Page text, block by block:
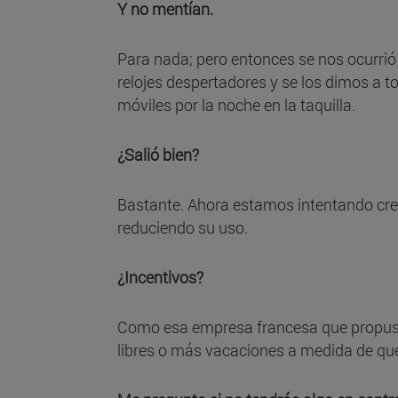
Y no mentían.
Para nada; pero entonces se nos
relojes despertadores y se los dimos a
móviles por la noche en la taquilla.
¿Salió bien?
Bastante. Ahora estamos intentando
reduciendo su uso.
¿Incentivos?
Como esa empresa francesa que
libres o más vacaciones a medida de